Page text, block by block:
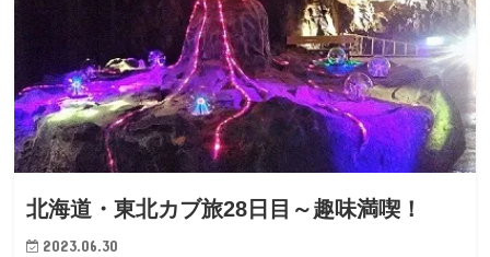
北海道・東北カブ旅28日目～趣味満喫！
2023.06.30